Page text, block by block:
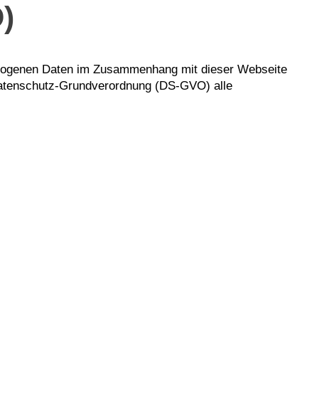
Daten im Zusammenhang mit dieser Webseite
Grundverordnung (DS-GVO) alle